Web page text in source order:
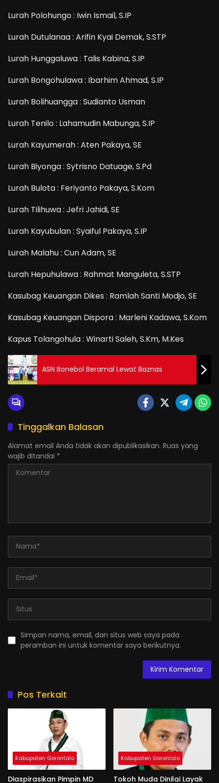
Lurah Polohungo : Iwin Ismail, S.IP
Lurah Dutulanaa : Arifin Kyai Demak, S.STP
Lurah Hunggaluwa : Talis Kabina, S.IP
Lurah Bongohulawa : Ibarhim Ahmad, S.IP
Lurah Bolihuangga : Sudianto Usman
Lurah Tenilo : Lahamudin Mabunga, S.IP
Lurah Kayumerah : Aten Pakaya, SE
Lurah Biyonga : Sytrisno Datuage, S.Pd
Lurah Bulota : Feriyanto Pakaya, S.Kom
Lurah Tilihuwa : Jefri Jahidi, SE
Lurah Kayubulan : Syaiful Pakaya, S.IP
Lurah Malahu : Cun Adam, SE
Lurah Hepuhulawa : Rahmat Manguleta, S.STP
Kasubag Keuangan Dikes : Ramlah Santi Modjo, SE
Kasubag Keuangan Dispora : Marleni Kadawa, S.Kom
Kapus Tolangohula : Winarti Saleh, S.Km, M.Kes
ASN Bonebol Beramal Lewat Baznas
Tinggalkan Balasan
Alamat email Anda tidak akan dipublikasikan. Ruas yang
wajib ditandai *
Simpan nama, email, dan situs web saya pada
peramban ini untuk komentar saya berikutnya.
Pos Terkait
Kabupaten Gorontalo
Diaspirasikan Pimpin MD
Kabupaten Gorontalo
Tokoh Muda Dinilai Layak